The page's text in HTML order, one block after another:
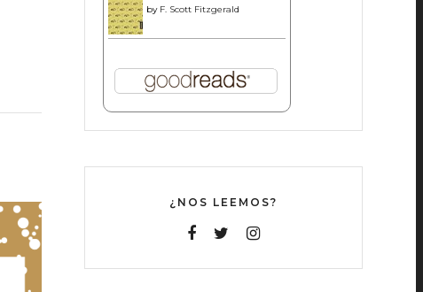
by F. Scott Fitzgerald
¿NOS LEEMOS?